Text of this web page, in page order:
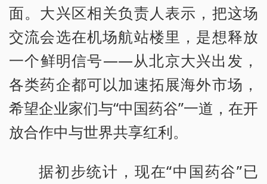
面。大兴区相关负责人表示，把这场
交流会选在机场航站楼里，是想释放
一个鲜明信号——从北京大兴出发，
各类药企都可以加速拓展海外市场，
希望企业家们与“中国药谷”一道，在开
放合作中与世界共享红利。
据初步统计，现在“中国药谷”已